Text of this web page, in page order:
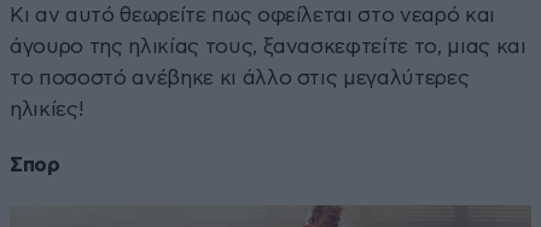
Κι αν αυτό θεωρείτε πως οφείλεται στο νεαρό και
άγουρο της ηλικίας τους, ξανασκεφτείτε το, μιας και
το ποσοστό ανέβηκε κι άλλο στις μεγαλύτερες
ηλικίες!
Σπορ